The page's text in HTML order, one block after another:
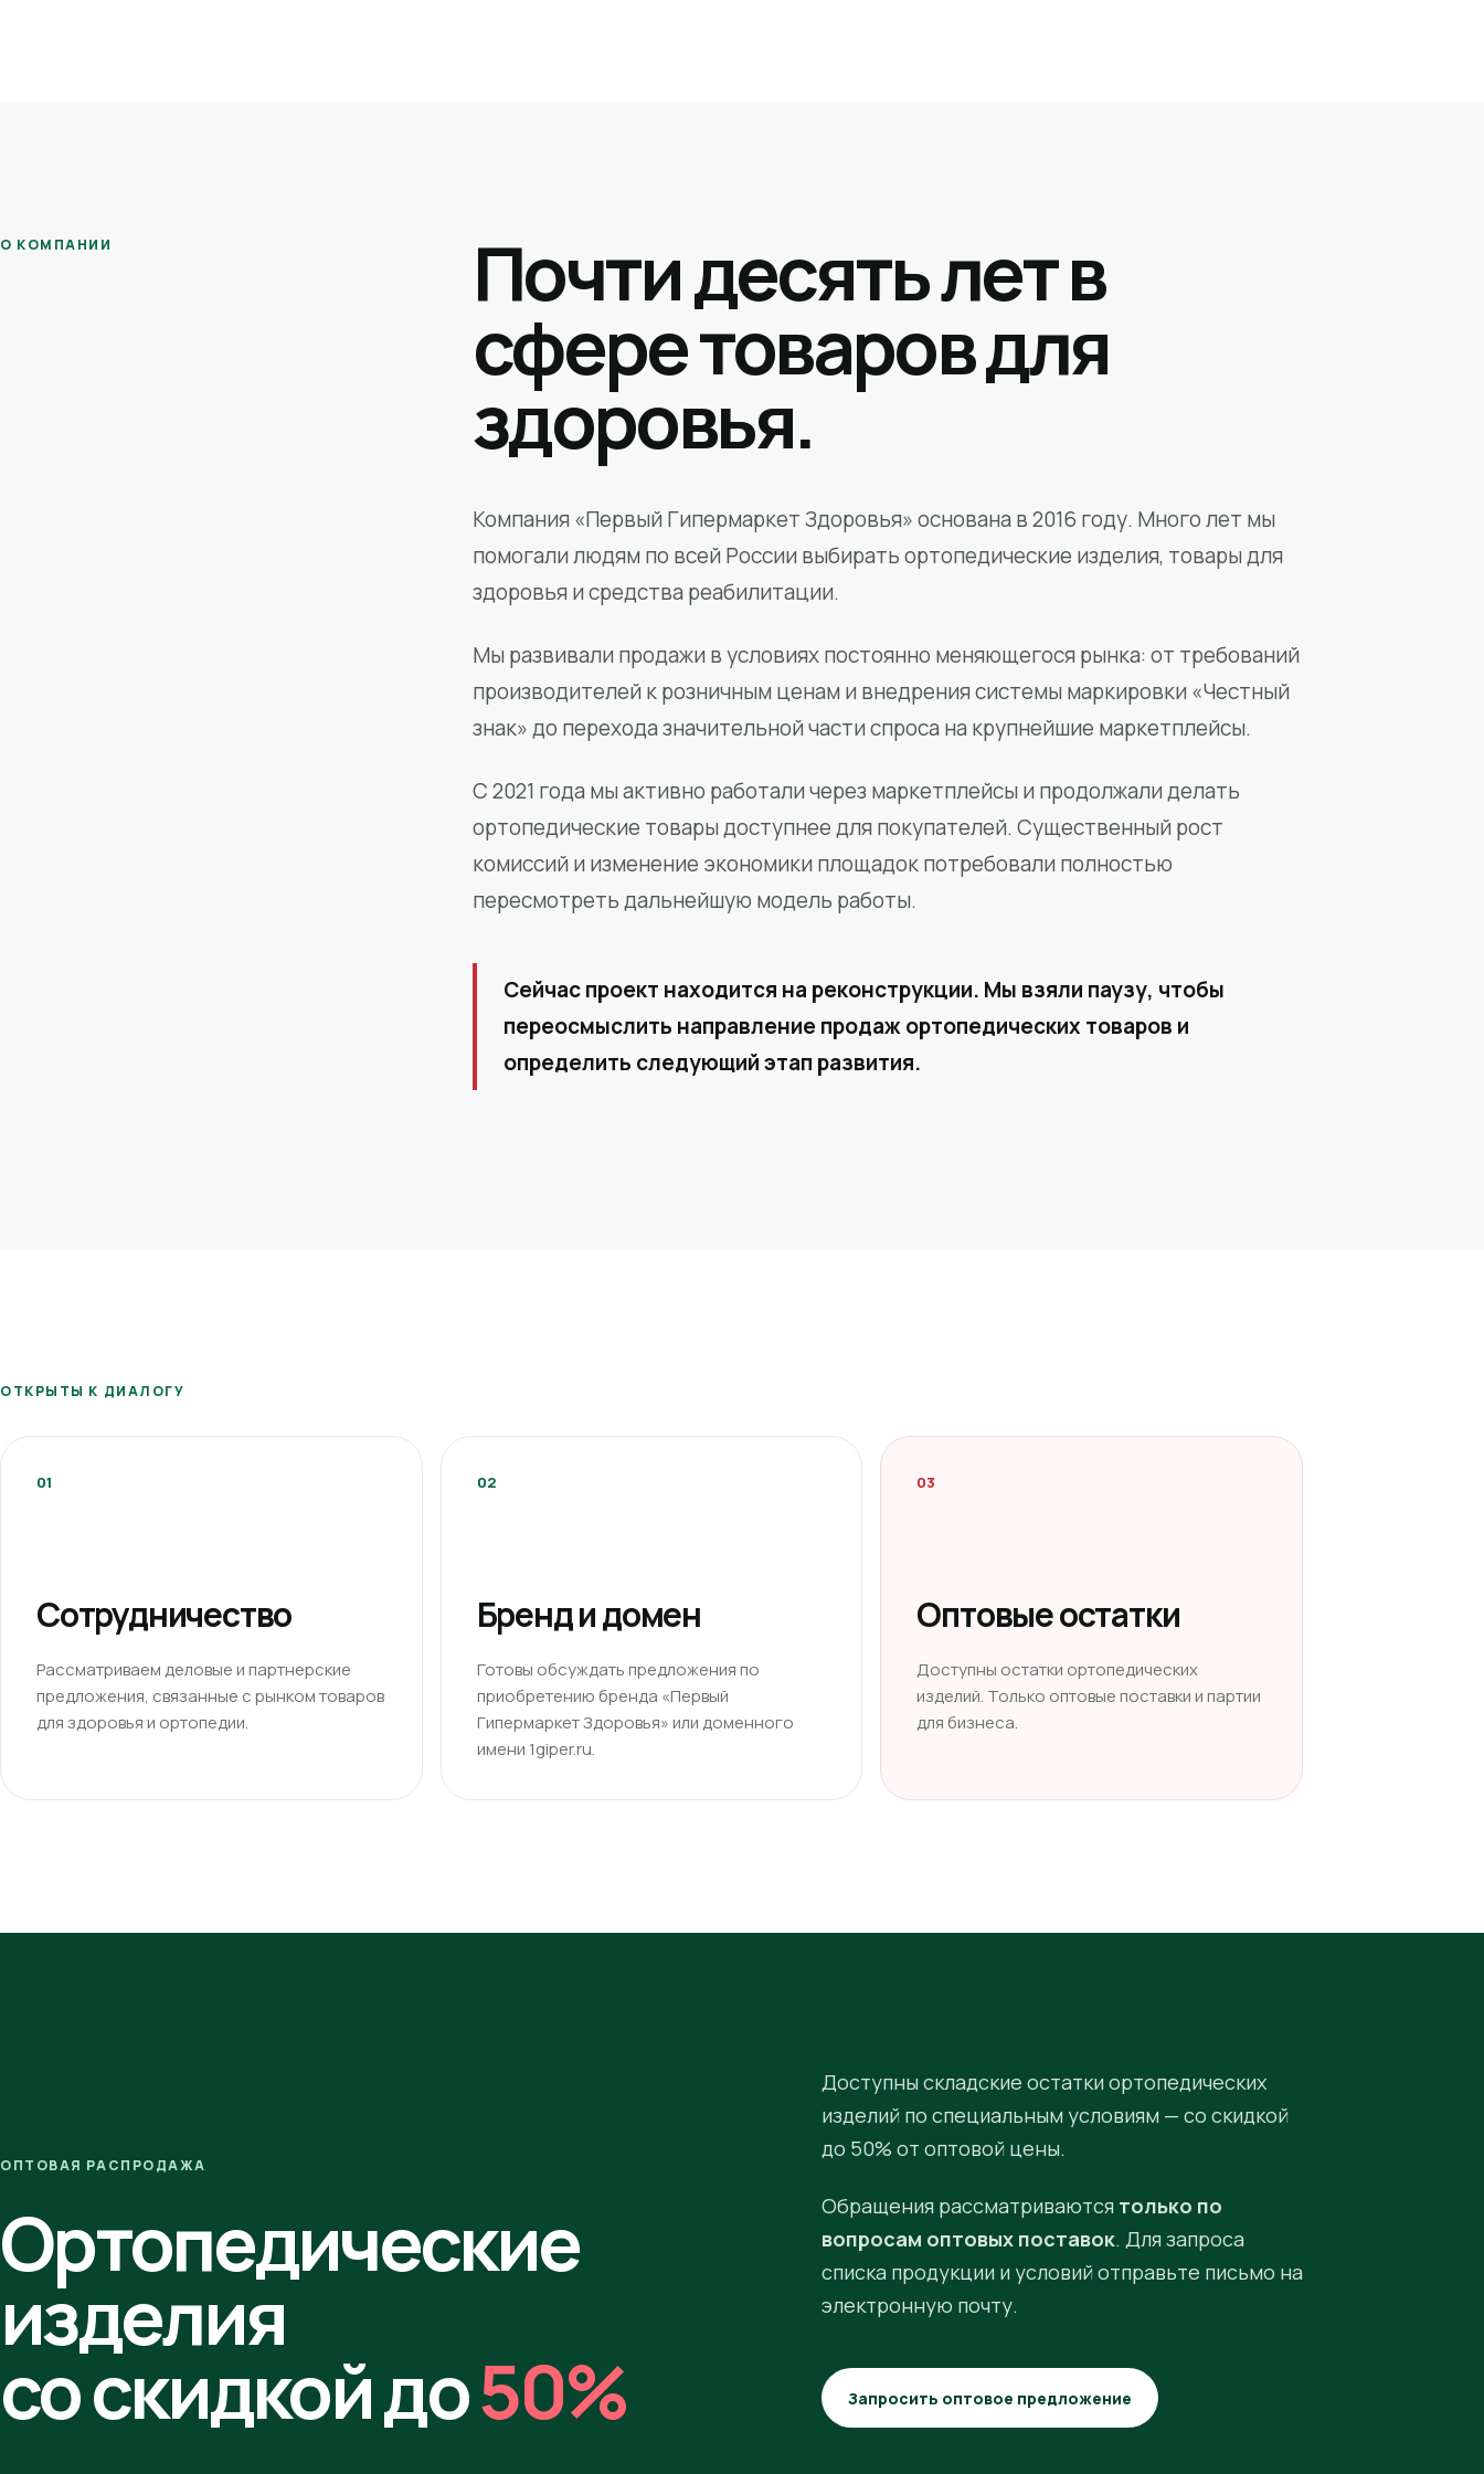
О КОМПАНИИ Почти десять лет в
сфере товаров для
здоровья.
Компания «Первый Гипермаркет Здоровья» основана в 2016 году. Много лет мы
помогали людям по всей России выбирать ортопедические изделия, товары для
здоровья и средства реабилитации.
Мы развивали продажи в условиях постоянно меняющегося рынка: от требований
производителей к розничным ценам и внедрения системы маркировки «Честный
знак» до перехода значительной части спроса на крупнейшие маркетплейсы.
С 2021 года мы активно работали через маркетплейсы и продолжали делать
ортопедические товары доступнее для покупателей. Существенный рост
комиссий и изменение экономики площадок потребовали полностью
пересмотреть дальнейшую модель работы.
Сейчас проект находится на реконструкции. Мы взяли паузу, чтобы
переосмыслить направление продаж ортопедических товаров и
определить следующий этап развития.
ОТКРЫТЫ К ДИАЛОГУ
01
Сотрудничество
Рассматриваем деловые и партнерские
предложения, связанные с рынком товаров
для здоровья и ортопедии.
02
Бренд и домен
Готовы обсуждать предложения по
приобретению бренда «Первый
Гипермаркет Здоровья» или доменного
имени 1giper.ru.
03
Оптовые остатки
Доступны остатки ортопедических
изделий. Только оптовые поставки и партии
для бизнеса.
ОПТОВАЯ РАСПРОДАЖА
Ортопедические
изделия
со скидкой до50%
Доступны складские остатки ортопедических
изделий по специальным условиям — со скидкой
до 50% от оптовой цены.
Обращения рассматриваются только по
вопросам оптовых поставок. Для запроса
списка продукции и условий отправьте письмо на
электронную почту.
Запросить оптовое предложение